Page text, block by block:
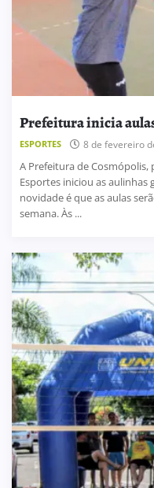
Prefeitura inicia
ESPORTES 8 de fevereiro
A Prefeitura de
Esportes iniciou as aulinhas
novidade é que as aulas
semana. Às ...